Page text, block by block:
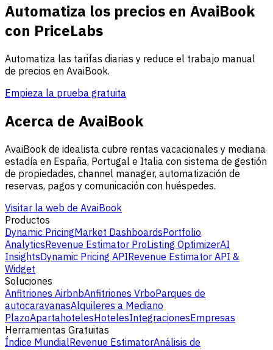
Automatiza los precios en AvaiBook
con PriceLabs
Automatiza las tarifas diarias y reduce el trabajo manual
de precios en AvaiBook.
Empieza la prueba gratuita
Acerca de AvaiBook
AvaiBook de idealista cubre rentas vacacionales y mediana
estadía en España, Portugal e Italia con sistema de gestión
de propiedades, channel manager, automatización de
reservas, pagos y comunicación con huéspedes.
Visitar la web de AvaiBook
Productos
Dynamic PricingMarket DashboardsPortfolio
AnalyticsRevenue Estimator ProListing OptimizerAI
InsightsDynamic Pricing APIRevenue Estimator API &
Widget
Soluciones
Anfitriones AirbnbAnfitriones VrboParques de
autocaravanasAlquileres a Mediano
PlazoApartahotelesHotelesIntegracionesEmpresas
Herramientas Gratuitas
Índice MundialRevenue EstimatorAnálisis de